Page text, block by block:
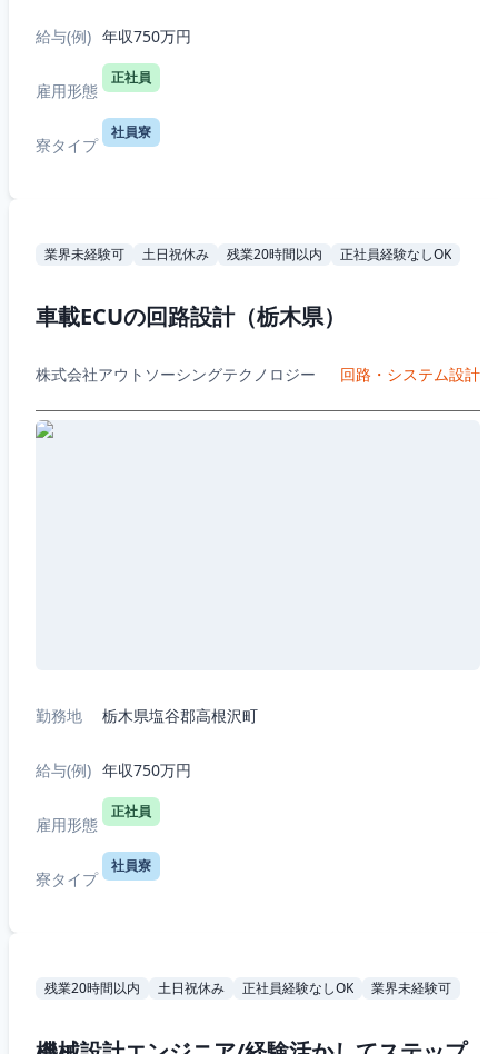
給与(例) 年収750万円
雇用形態
正社員
寮タイプ
社員寮
業界未経験可 土日祝休み 残業20時間以内 正社員経験なしOK
車載ECUの回路設計（栃木県）
株式会社アウトソーシングテクノロジー 回路・システム設計
勤務地 栃木県塩谷郡高根沢町
給与(例) 年収750万円
雇用形態
正社員
寮タイプ
社員寮
残業20時間以内 土日祝休み 正社員経験なしOK 業界未経験可